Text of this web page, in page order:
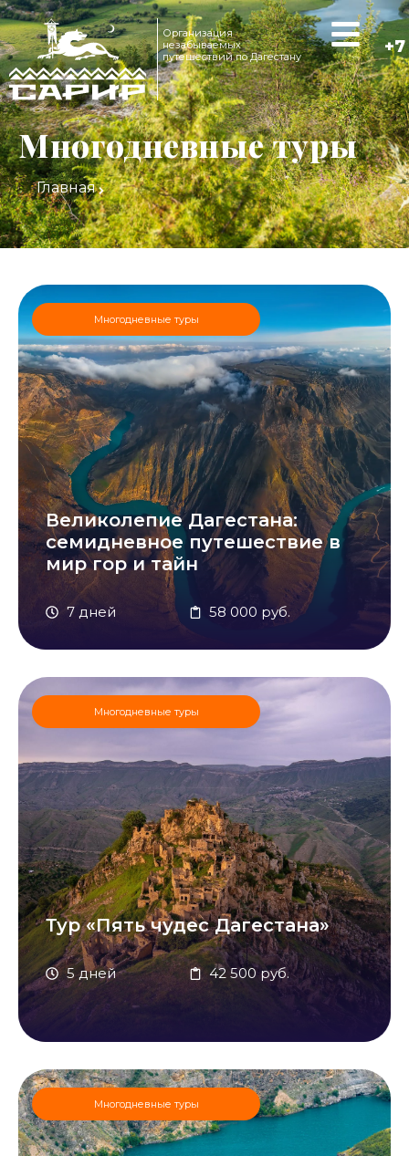
Организация
незабываемых
путешествий по Дагестану
Многодневные туры
Главная
Многодневные туры
Великолепие Дагестана:
семидневное путешествие в
мир гор и тайн
7 дней 58 000 руб.
Многодневные туры
Тур «Пять чудес Дагестана»
5 дней 42 500 руб.
Многодневные туры